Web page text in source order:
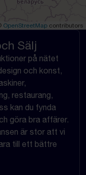
OpenStreetMap contributors
Sälj
på nätet
och konst,
restaurang,
kan du fynda
göra bra affärer.
är stor att vi
till ett bättre